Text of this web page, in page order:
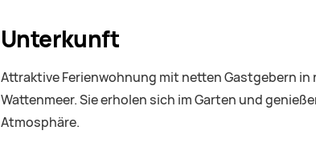
Unterkunft
Attraktive Ferienwohnung mit netten Gastgebern
Wattenmeer. Sie erholen sich im Garten und
Atmosphäre.